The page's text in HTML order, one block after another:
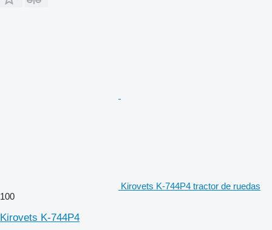
Kirovets K-744P4 tractor de ruedas
100
Kirovets K-744P4